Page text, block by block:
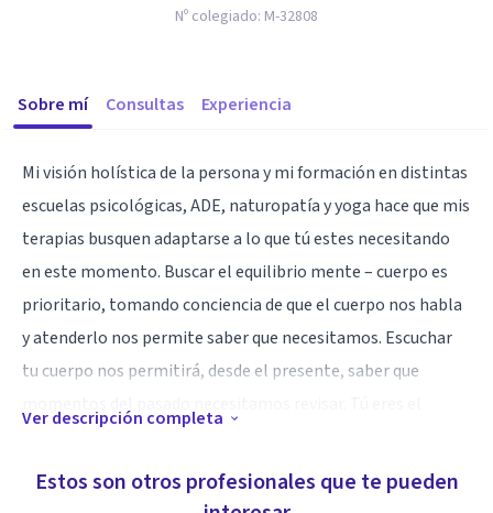
Nº colegiado: M-32808
Sobre mí Consultas Experiencia
Mi visión holística de la persona y mi formación en distintas
escuelas psicológicas, ADE, naturopatía y yoga hace que mis
terapias busquen adaptarse a lo que tú estes necesitando
en este momento. Buscar el equilibrio mente – cuerpo es
prioritario, tomando conciencia de que el cuerpo nos habla
y atenderlo nos permite saber que necesitamos. Escuchar
tu cuerpo nos permitirá, desde el presente, saber que
encontrar tu bienestar
TERAPIA PSICOLÓGICA INTEGRATIVA NIÑOS,
Ver descripción completa
Estos son otros profesionales que te pueden